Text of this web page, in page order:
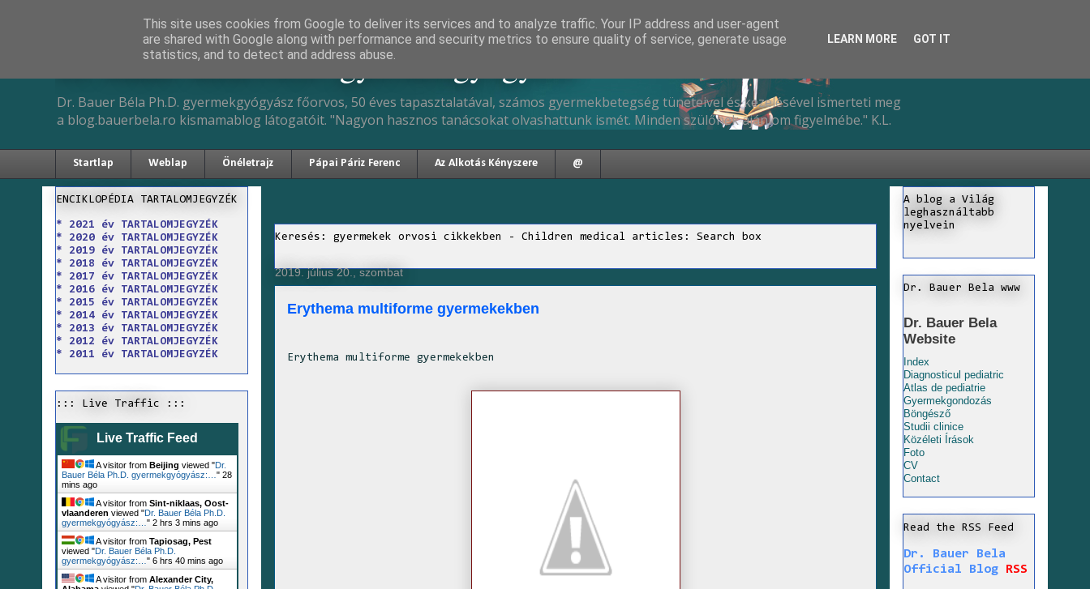
Dr. Bauer Béla Ph.D. gyermekgyógyász
Dr. Bauer Béla Ph.D. gyermekgyógyász főorvos, 50 éves tapasztalatával, számos gyermekbetegség tüneteivel és kezelésével ismerteti meg
a blog.bauerbela.ro kismamablog látogatóit. "Nagyon hasznos tanácsokat olvashattunk ismét. Minden szülőnek ajánlom figyelmébe." K.L.
Startlap Weblap Önéletrajz Pápai Páriz Ferenc Az Alkotás Kényszere @
Keresés: gyermekek orvosi cikkekben - Children medical articles: Search box
2019. július 20., szombat
Erythema multiforme gyermekekben
Erythema multiforme gyermekekben
ENCIKLOPÉDIA TARTALOMJEGYZÉK
* 2021 év TARTALOMJEGYZÉK
* 2020 év TARTALOMJEGYZÉK
* 2019 év TARTALOMJEGYZÉK
* 2018 év TARTALOMJEGYZÉK
* 2017 év TARTALOMJEGYZÉK
* 2016 év TARTALOMJEGYZÉK
* 2015 év TARTALOMJEGYZÉK
* 2014 év TARTALOMJEGYZÉK
* 2013 év TARTALOMJEGYZÉK
* 2012 év TARTALOMJEGYZÉK
* 2011 év TARTALOMJEGYZÉK
::: Live Traffic :::
Live Traffic Feed
A visitor from Beijing viewed "Dr.
Bauer Béla Ph.D. gyermekgyógyász:… " 28
mins ago
A visitor from Sint-niklaas, Oost-
vlaanderen viewed "Dr. Bauer Béla Ph.D.
gyermekgyógyász:… " 2 hrs 3 mins ago
A visitor from Tapiosag, Pest
viewed "Dr. Bauer Béla Ph.D.
gyermekgyógyász:… " 6 hrs 40 mins ago
A visitor from Alexander City,
A blog a Világ
leghasználtabb
nyelvein
Dr. Bauer Bela www
Dr. Bauer Bela
Website
Index
Diagnosticul pediatric
Atlas de pediatrie
Gyermekgondozás
Böngésző
Studii clinice
Közéleti Írások
Foto
CV
Contact
Read the RSS Feed
Dr. Bauer Bela
Official Blog
RSS
This site uses cookies from Google to deliver its services and to analyze traffic. Your IP address and user-agent
are shared with Google along with performance and security metrics to ensure quality of service, generate usage
statistics, and to detect and address abuse.
LEARN MORE GOT IT